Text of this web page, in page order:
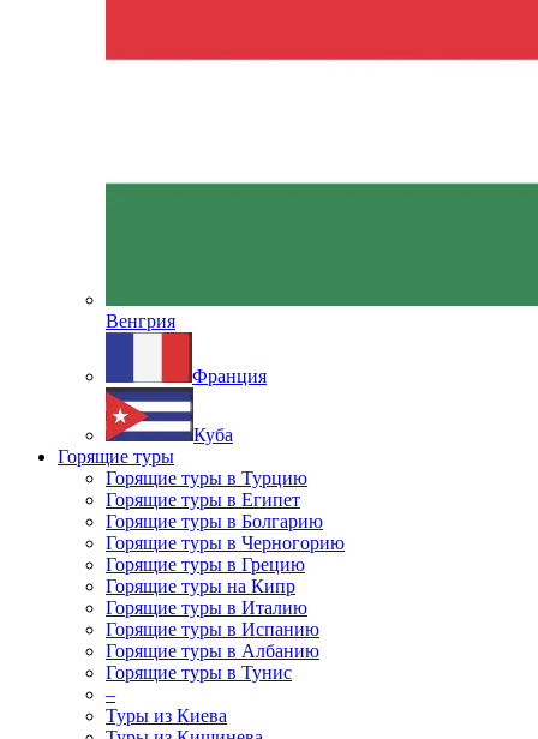
Венгрия
Франция
Куба
Горящие туры
Горящие туры в Турцию
Горящие туры в Египет
Горящие туры в Болгарию
Горящие туры в Черногорию
Горящие туры в Грецию
Горящие туры на Кипр
Горящие туры в Италию
Горящие туры в Испанию
Горящие туры в Албанию
Горящие туры в Тунис
–
Туры из Киева